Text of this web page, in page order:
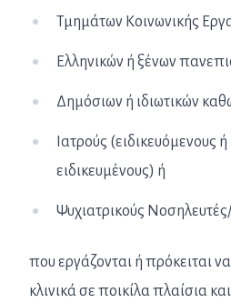
Τμημάτων Κοινωνικής
Ελληνικών ή ξένων
Δημόσιων ή ιδιωτικών
Ιατρούς (ειδικευόμενους ή
ειδικευμένους) ή
Ψυχιατρικούς
που εργάζονται ή πρόκειται
κλινικά σε ποικίλα πλαίσια